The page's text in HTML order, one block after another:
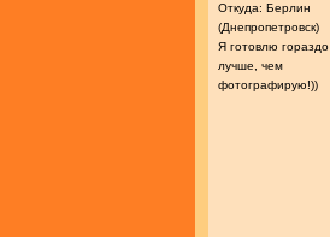
Откуда: Берлин
(Днепропетровск)
Я готовлю гораздо
лучше, чем
фотографирую!))